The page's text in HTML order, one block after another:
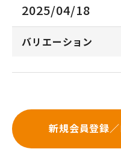
2025/04/18
バリエーション
新規会員登録